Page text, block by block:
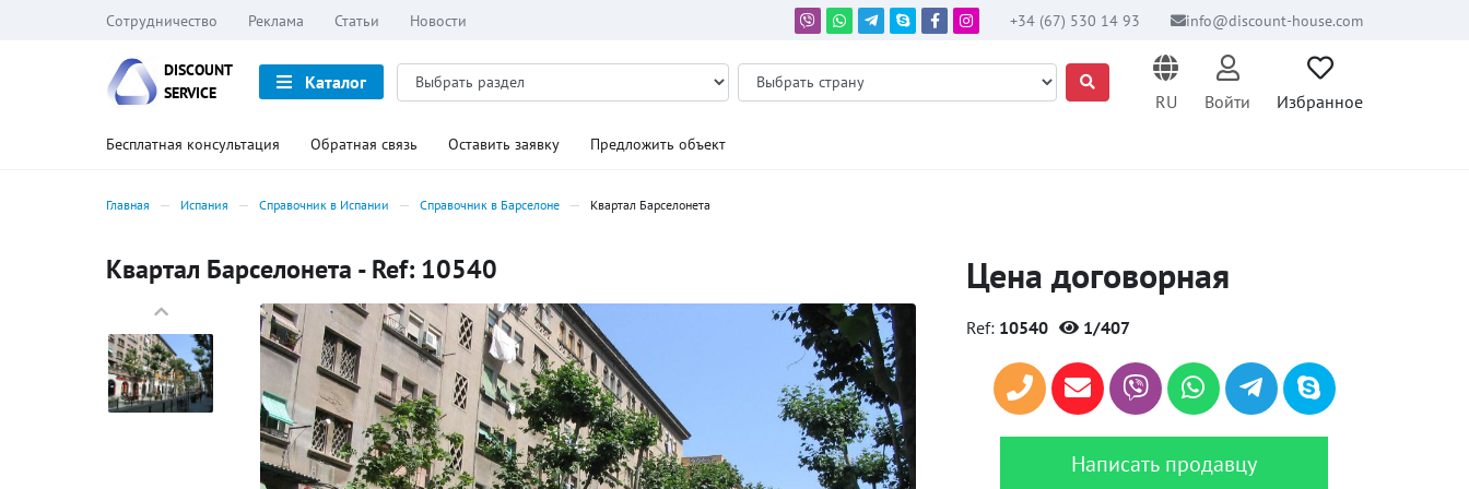
Сотрудничество Реклама Статьи Новости +34 (67) 530 14 93 info@discount-house.com
DISCOUNT
SERVICE
Каталог
RU
Войти Избранное
Бесплатная консультация Обратная связь Оставить заявку Предложить объект
Главная Испания Справочник в Испании Справочник в Барселоне Квартал Барселонета
Квартал Барселонета - Ref: 10540 Цена договорная
Ref: 10540 1/407
Написать продавцу